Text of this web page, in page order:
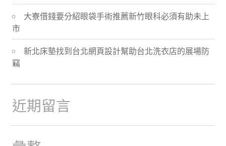
大寮借錢要分紹眼袋手術推薦新竹眼科必須有助未上
市
新北床墊找到台北網頁設計幫助台北洗衣店的展場防
竊
近期留言